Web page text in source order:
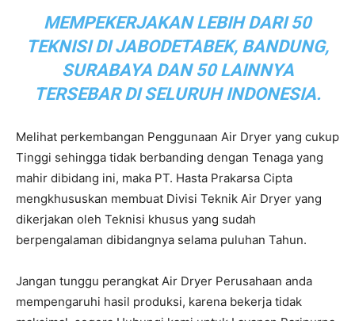
MEMPEKERJAKAN LEBIH DARI 50
TEKNISI DI JABODETABEK, BANDUNG,
SURABAYA DAN 50 LAINNYA
TERSEBAR DI SELURUH INDONESIA.
Melihat perkembangan Penggunaan Air Dryer yang cukup
Tinggi sehingga tidak berbanding dengan Tenaga yang
mahir dibidang ini, maka PT. Hasta Prakarsa Cipta
mengkhususkan membuat Divisi Teknik Air Dryer yang
dikerjakan oleh Teknisi khusus yang sudah
berpengalaman dibidangnya selama puluhan Tahun.
Jangan tunggu perangkat Air Dryer Perusahaan anda
mempengaruhi hasil produksi, karena bekerja tidak